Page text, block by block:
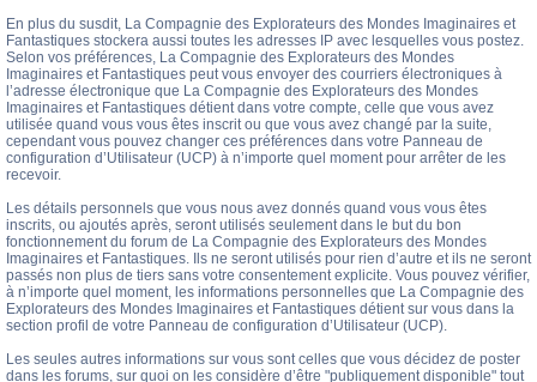
En plus du susdit, La Compagnie des Explorateurs des Mondes Imaginaires et
Fantastiques stockera aussi toutes les adresses IP avec lesquelles vous postez.
Selon vos préférences, La Compagnie des Explorateurs des Mondes
Imaginaires et Fantastiques peut vous envoyer des courriers électroniques à
l’adresse électronique que La Compagnie des Explorateurs des Mondes
Imaginaires et Fantastiques détient dans votre compte, celle que vous avez
utilisée quand vous vous êtes inscrit ou que vous avez changé par la suite,
cependant vous pouvez changer ces préférences dans votre Panneau de
configuration d’Utilisateur (UCP) à n’importe quel moment pour arrêter de les
recevoir.
Les détails personnels que vous nous avez donnés quand vous vous êtes
inscrits, ou ajoutés après, seront utilisés seulement dans le but du bon
fonctionnement du forum de La Compagnie des Explorateurs des Mondes
Imaginaires et Fantastiques. Ils ne seront utilisés pour rien d’autre et ils ne seront
passés non plus de tiers sans votre consentement explicite. Vous pouvez vérifier,
à n’importe quel moment, les informations personnelles que La Compagnie des
Explorateurs des Mondes Imaginaires et Fantastiques détient sur vous dans la
section profil de votre Panneau de configuration d’Utilisateur (UCP).
Les seules autres informations sur vous sont celles que vous décidez de poster
dans les forums, sur quoi on les considère d’être "publiquement disponible" tout